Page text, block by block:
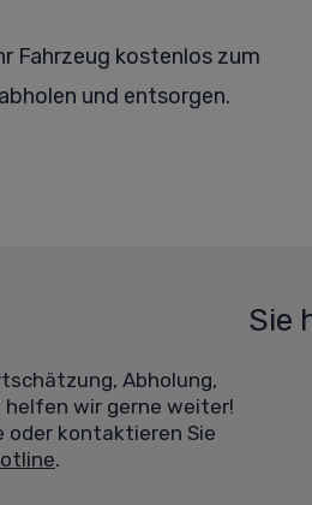
Fahrzeug kostenlos zum
und entsorgen.
Sie
Abholung,
helfen wir gerne weiter!
oder kontaktieren Sie
.